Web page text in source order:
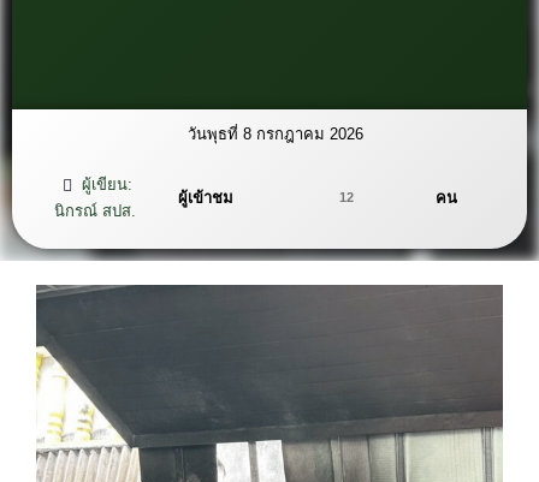
วันพุธที่ 8 กรกฎาคม 2026
ผู้เขียน:
นิกรณ์ สปส.
ผู้เข้าชม 12 คน